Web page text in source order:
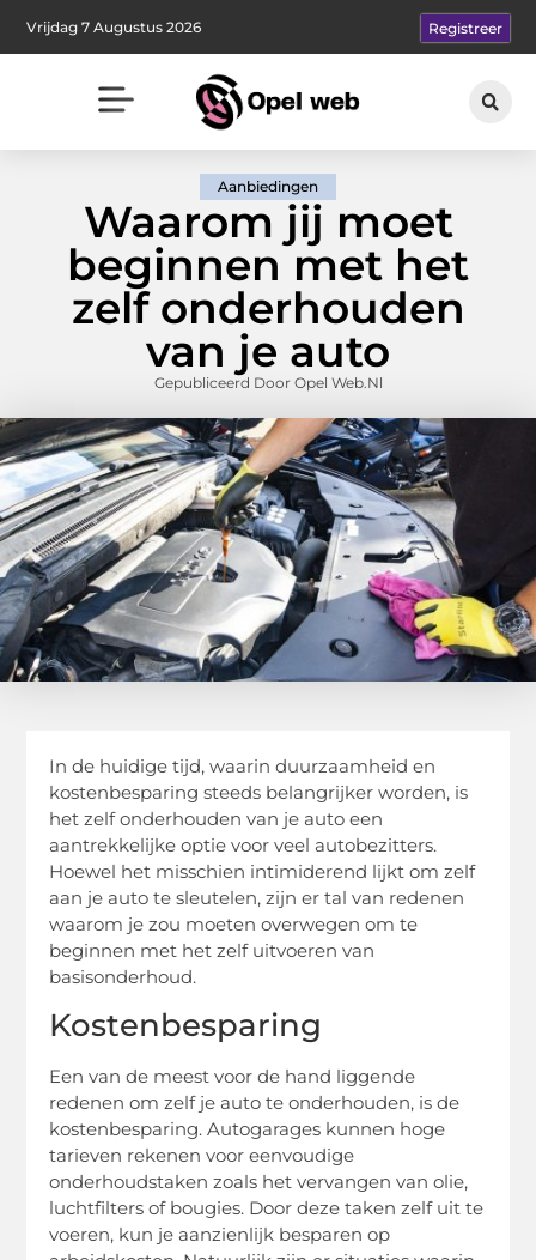
Vrijdag 7 Augustus 2026 Registreer
Aanbiedingen
Waarom jij moet
beginnen met het
zelf onderhouden
van je auto
Gepubliceerd Door Opel Web.nl
In de huidige tijd, waarin duurzaamheid en
kostenbesparing steeds belangrijker worden, is
het zelf onderhouden van je auto een
aantrekkelijke optie voor veel autobezitters.
Hoewel het misschien intimiderend lijkt om zelf
aan je auto te sleutelen, zijn er tal van redenen
waarom je zou moeten overwegen om te
beginnen met het zelf uitvoeren van
basisonderhoud.
Kostenbesparing
Een van de meest voor de hand liggende
redenen om zelf je auto te onderhouden, is de
kostenbesparing. Autogarages kunnen hoge
tarieven rekenen voor eenvoudige
onderhoudstaken zoals het vervangen van olie,
luchtfilters of bougies. Door deze taken zelf uit te
voeren, kun je aanzienlijk besparen op